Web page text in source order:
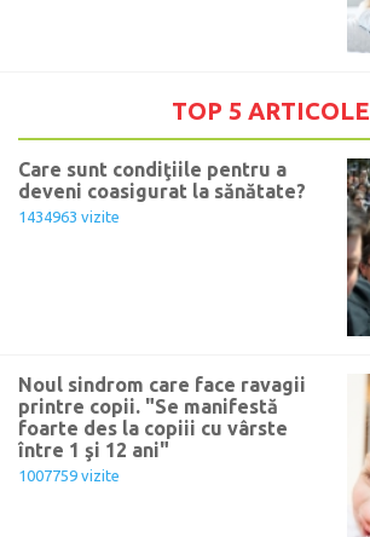
TOP 5 ARTICOLE
Care sunt condiţiile pentru a
deveni coasigurat la sănătate?
1434963 vizite
Noul sindrom care face ravagii
printre copii. "Se manifestă
foarte des la copiii cu vârste
între 1 şi 12 ani"
1007759 vizite